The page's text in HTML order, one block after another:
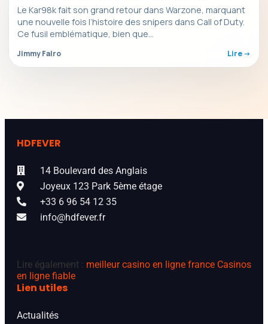
Le Kar98k fait son grand retour dans Warzone, marquant
une nouvelle fois l’histoire des snipers dans Call of Duty.
Ce fusil emblématique, bien que…
Jimmy Falro Lire ->
HDFEVER
14 Boulevard des Anglais
Joyeux 123 Park 5ème étage
+33 6 96 54 12 35
info@hdfever.fr
Lire également : meilleur casino en ligne france Casinos
en ligne fiable
Lien utiles
Actualités